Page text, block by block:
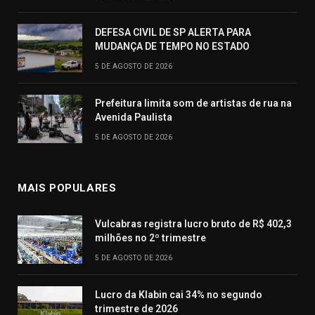
DEFESA CIVIL DE SP ALERTA PARA
MUDANÇA DE TEMPO NO ESTADO
5 DE AGOSTO DE 2026
Prefeitura limita som de artistas de rua na
Avenida Paulista
5 DE AGOSTO DE 2026
MAIS POPULARES
Vulcabras registra lucro bruto de R$ 402,3
milhões no 2º trimestre
5 DE AGOSTO DE 2026
Lucro da Klabin cai 34% no segundo
trimestre de 2026